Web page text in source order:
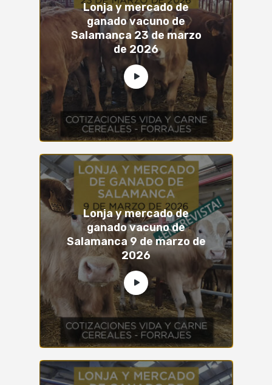
Lonja y mercado de
ganado vacuno de
Salamanca 23 de marzo
de 2026
Lonja y mercado de
ganado vacuno de
Salamanca 9 de marzo de
2026